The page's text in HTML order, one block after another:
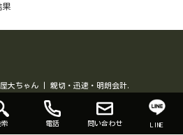
果
大ちゃん | 親切・迅速・明朗会計.
電話 問い合わせ LINE